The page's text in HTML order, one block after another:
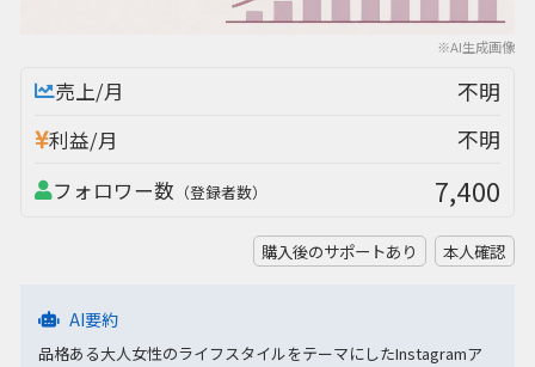
※AI生成画像
売上/月 不明
利益/月 不明
フォロワー数 （登録者数） 7,400
購入後のサポートあり 本人確認
AI要約
品格ある大人女性のライフスタイルをテーマにしたInstagramア